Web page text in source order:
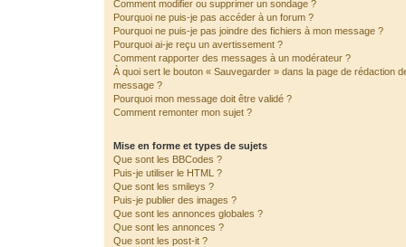
Comment modifier ou supprimer un sondage ?
Pourquoi ne puis-je pas accéder à un forum ?
Pourquoi ne puis-je pas joindre des fichiers à mon message ?
Pourquoi ai-je reçu un avertissement ?
Comment rapporter des messages à un modérateur ?
À quoi sert le bouton « Sauvegarder » dans la page de rédaction
message ?
Pourquoi mon message doit être validé ?
Comment remonter mon sujet ?
Mise en forme et types de sujets
Que sont les BBCodes ?
Puis-je utiliser le HTML ?
Que sont les smileys ?
Puis-je publier des images ?
Que sont les annonces globales ?
Que sont les annonces ?
Que sont les post-it ?